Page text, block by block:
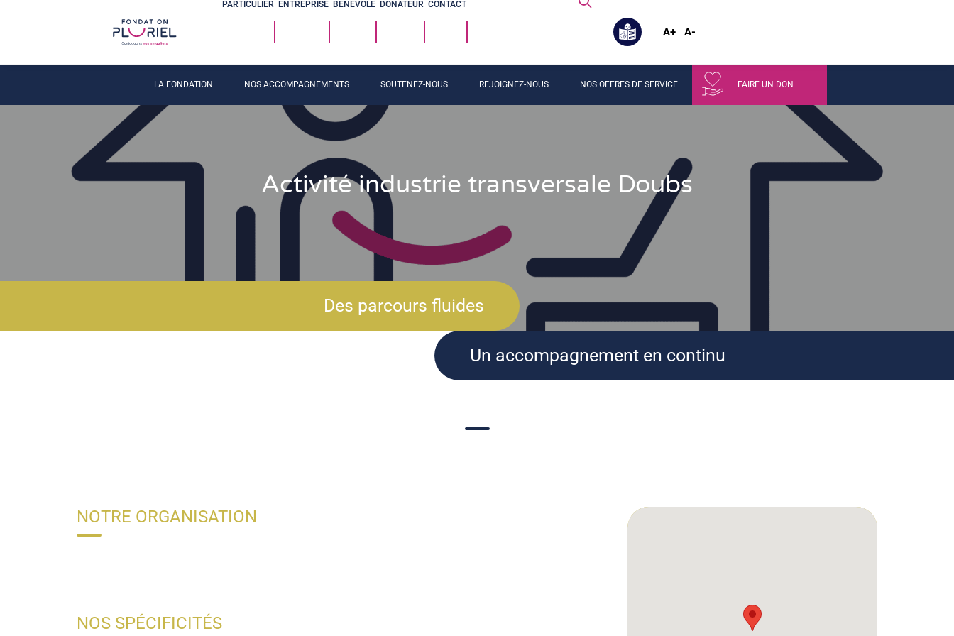
PARTICULIER ENTREPRISE BÉNÉVOLE DONATEUR CONTACT
A+ A-
LA FONDATION NOS ACCOMPAGNEMENTS SOUTENEZ-NOUS REJOIGNEZ-NOUS NOS OFFRES DE SERVICE FAIRE UN DON
Activité industrie transversale Doubs
Des parcours fluides
Un accompagnement en continu
NOTRE ORGANISATION
NOS SPÉCIFICITÉS